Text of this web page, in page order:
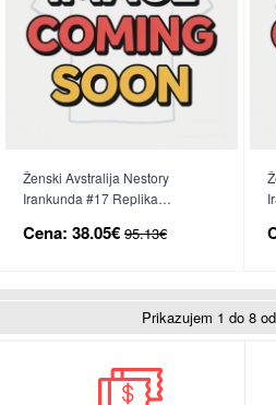
Ženski Avstralija Nestory
Irankunda #17 Replika
2026 Kratek Rokav
Cena: 38.05€ 95.13€
Prikazujem 1 do 8